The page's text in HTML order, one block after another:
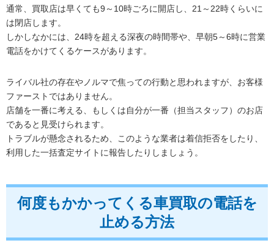
通常、買取店は早くても9～10時ごろに開店し、21～22時くらいに
は閉店します。
しかしなかには、24時を超える深夜の時間帯や、早朝5～6時に営業
電話をかけてくるケースがあります。
ライバル社の存在やノルマで焦っての行動と思われますが、お客様
ファーストではありません。
店舗を一番に考える、もしくは自分が一番（担当スタッフ）のお店
であると見受けられます。
トラブルが懸念されるため、このような業者は着信拒否をしたり、
利用した一括査定サイトに報告したりしましょう。
何度もかかってくる車買取の電話を
止める方法